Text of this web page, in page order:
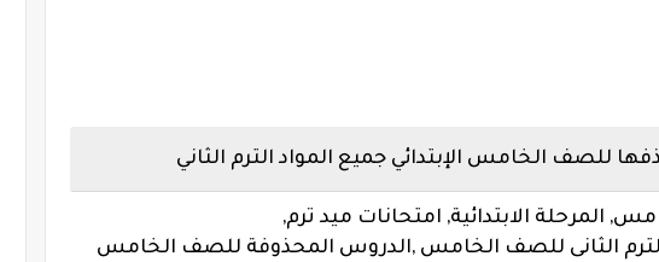
للصف الخامس الإبتدائي جميع المواد الترم الثاني
المرحلة الابتدائية, امتحانات ميد ترم,
الثانى للصف الخامس ,الدروس المحذوفة للصف الخامس